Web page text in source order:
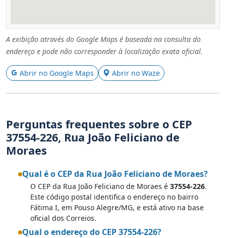
A exibição através do Google Maps é baseada na consulta do
endereço e pode não corresponder à localização exata oficial.
Abrir no Google Maps Abrir no Waze
Perguntas frequentes sobre o CEP
37554-226, Rua João Feliciano de
Moraes
Qual é o CEP da Rua João Feliciano de Moraes?
O CEP da Rua João Feliciano de Moraes é 37554-226.
Este código postal identifica o endereço no bairro
Fátima I, em Pouso Alegre/MG, e está ativo na base
oficial dos Correios.
Qual o endereço do CEP 37554-226?